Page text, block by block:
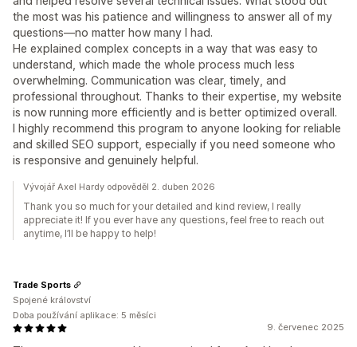
the most was his patience and willingness to answer all of my
questions—no matter how many I had.
He explained complex concepts in a way that was easy to
understand, which made the whole process much less
overwhelming. Communication was clear, timely, and
professional throughout. Thanks to their expertise, my website
is now running more efficiently and is better optimized overall.
I highly recommend this program to anyone looking for reliable
and skilled SEO support, especially if you need someone who
is responsive and genuinely helpful.
Vývojář Axel Hardy odpověděl 2. duben 2026
Thank you so much for your detailed and kind review, I really
appreciate it! If you ever have any questions, feel free to reach out
anytime, I’ll be happy to help!
9. červenec 2025
Trade Sports
Spojené království
Doba používání aplikace: 5 měsíci